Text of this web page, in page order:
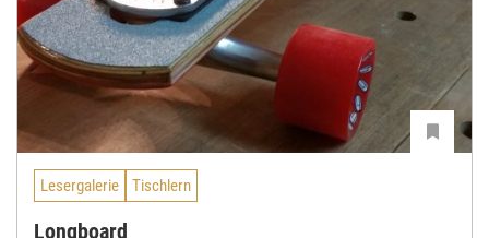
Lesergalerie Tischlern
Longboard